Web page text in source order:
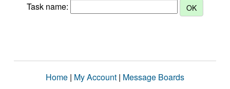
Task name:
Home | My Account | Message Boards